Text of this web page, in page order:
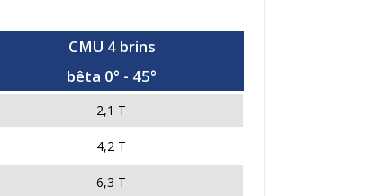
CMU 4 brins
bêta 0° - 45°
2,1 T
4,2 T
6,3 T